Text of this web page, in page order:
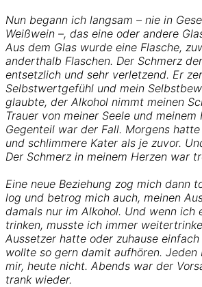
Nun begann ich langsam – nie in
Weißwein –, das eine oder andere
Aus dem Glas wurde eine Flasche,
anderthalb Flaschen. Der Schmerz
entsetzlich und sehr verletzend. Er
Selbstwertgefühl und mein
glaubte, der Alkohol nimmt meinen
Trauer von meiner Seele und meinem
Gegenteil war der Fall. Morgens
und schlimmere Kater als je zuvor.
Der Schmerz in meinem Herzen war
Eine neue Beziehung zog mich dann
log und betrog mich auch, meinen
damals nur im Alkohol. Und wenn ich
trinken, musste ich immer
Aussetzer hatte oder zuhause
wollte so gern damit aufhören. Jeden
mir, heute nicht. Abends war der
trank wieder.